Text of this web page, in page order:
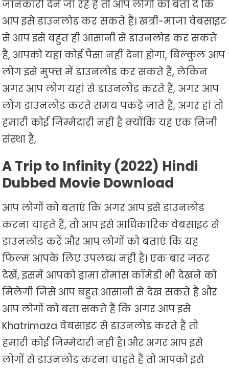
जानकारी देने जा रहे हैं तो आप लोगों को बता दें कि
आप इसे डाउनलोड कर सकते हैं। खत्री-माजा वेबसाइट
से आप इसे बहुत ही आसानी से डाउनलोड कर सकते
हैं, आपको यहां कोई पैसा नहीं देना होगा, बिल्कुल आप
लोग इसे मुफ्त में डाउनलोड कर सकते हैं, लेकिन
अगर आप लोग यहां से डाउनलोड करते हैं, अगर आप
लोग डाउनलोड करते समय पकड़े जाते हैं, अगर हां तो
हमारी कोई जिम्मेदारी नहीं है क्योंकि यह एक निजी
संस्था है,
A Trip to Infinity (2022) Hindi
Dubbed Movie Download
आप लोगों को बताएं कि अगर आप इसे डाउनलोड
करना चाहते हैं, तो आप इसे आधिकारिक वेबसाइट से
डाउनलोड करें और आप लोगों को बताएं कि यह
फिल्म आपके लिए उपलब्ध नहीं है। एक बार जरूर
देखें, इसमें आपको ड्रामा रोमांस कॉमेडी भी देखने को
मिलेगी जिसे आप बहुत आसानी से देख सकते हैं और
आप लोगों को बता सकते हैं कि अगर आप इसे
Khatrimaza वेबसाइट से डाउनलोड करते हैं तो
हमारी कोई जिम्मेदारी नहीं है। और अगर आप इसे
लोगों से डाउनलोड करना चाहते हैं तो आपको इसे